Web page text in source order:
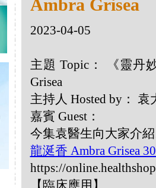
Ambra Grisea
2023-04-05
主題 Topic： 《靈丹
Grisea
主持人 Hosted by：
嘉賓 Guest：
今集袁醫生向大家介
龍涎香 Ambra Grisea
https://
【臨床應用】